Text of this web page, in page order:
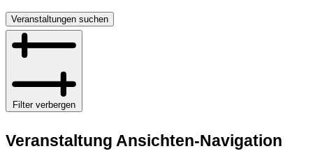
Veranstaltungen suchen
Filter verbergen
Veranstaltung Ansichten-Navigation